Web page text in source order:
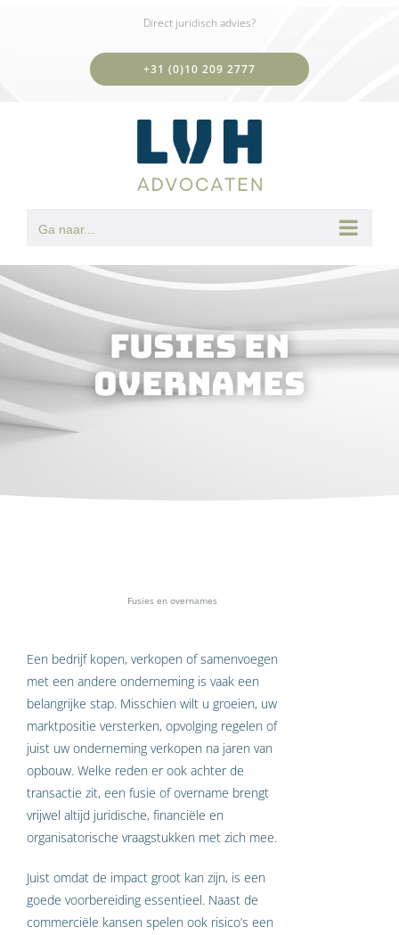
Direct juridisch advies?
+31 (0)10 209 2777
Ga naar...
Fusies en
overnames
Fusies en overnames
Een bedrijf kopen, verkopen of samenvoegen
met een andere onderneming is vaak een
belangrijke stap. Misschien wilt u groeien, uw
marktpositie versterken, opvolging regelen of
juist uw onderneming verkopen na jaren van
opbouw. Welke reden er ook achter de
transactie zit, een fusie of overname brengt
vrijwel altijd juridische, financiële en
organisatorische vraagstukken met zich mee.
Juist omdat de impact groot kan zijn, is een
goede voorbereiding essentieel. Naast de
commerciële kansen spelen ook risico’s een